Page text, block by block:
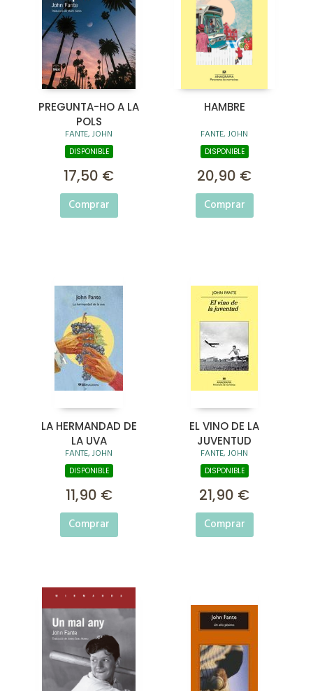
PREGUNTA-HO A LA
POLS
FANTE, JOHN
DISPONIBLE
17,50 €
Comprar
HAMBRE
FANTE, JOHN
DISPONIBLE
20,90 €
Comprar
LA HERMANDAD DE
LA UVA
FANTE, JOHN
DISPONIBLE
11,90 €
Comprar
EL VINO DE LA
JUVENTUD
FANTE, JOHN
DISPONIBLE
21,90 €
Comprar